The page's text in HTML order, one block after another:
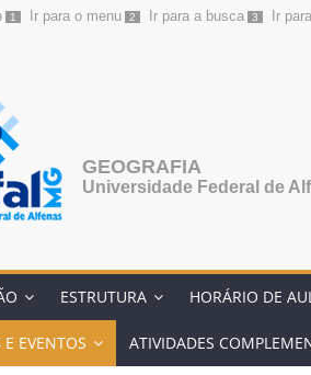
1 Ir para o menu 2 Ir para a busca 3 Ir
GEOGRAFIA
Universidade Federal de
ESTRUTURA HORÁRIO DE
E EVENTOS ATIVIDADES